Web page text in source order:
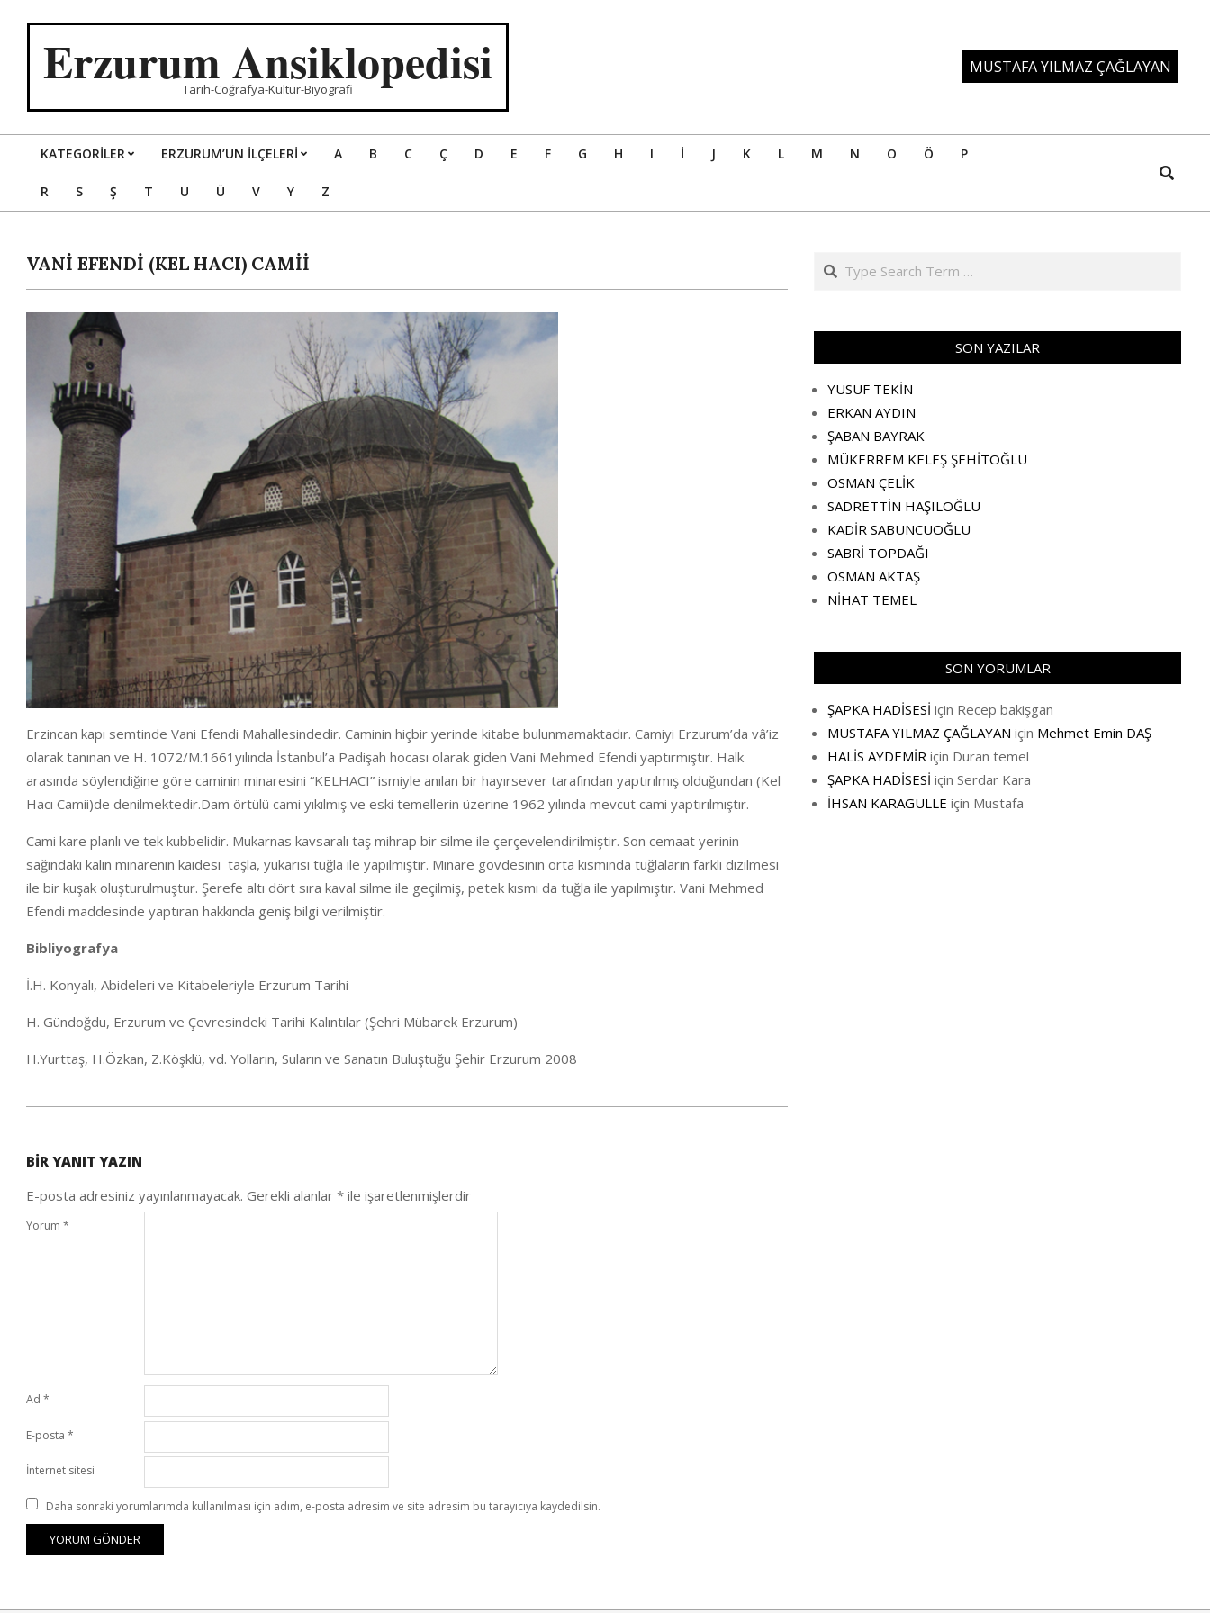
Erzurum Ansiklopedisi
Tarih-Coğrafya-Kültür-Biyografi
MUSTAFA YILMAZ ÇAĞLAYAN
Primary
Navigation
KATEGORILER ERZURUM’UN İLÇELERİ A B C Ç D E F G H I İ J K L M N O Ö P
R S Ş T U Ü V Y Z
Search
VANİ EFENDİ (KEL HACI) CAMİİ
Erzincan kapı semtinde Vani Efendi Mahallesindedir. Caminin hiçbir yerinde kitabe bulunmamaktadır. Camiyi Erzurum’da vâ’iz
olarak tanınan ve H. 1072/M.1661yılında İstanbul’a Padişah hocası olarak giden Vani Mehmed Efendi yaptırmıştır. Halk
arasında söylendiğine göre caminin minaresini “KELHACI” ismiyle anılan bir hayırsever tarafından yaptırılmış olduğundan (Kel
Hacı Camii)de denilmektedir.Dam örtülü cami yıkılmış ve eski temellerin üzerine 1962 yılında mevcut cami yaptırılmıştır.
Cami kare planlı ve tek kubbelidir. Mukarnas kavsaralı taş mihrap bir silme ile çerçevelendirilmiştir. Son cemaat yerinin
sağındaki kalın minarenin kaidesi taşla, yukarısı tuğla ile yapılmıştır. Minare gövdesinin orta kısmında tuğlaların farklı dizilmesi
ile bir kuşak oluşturulmuştur. Şerefe altı dört sıra kaval silme ile geçilmiş, petek kısmı da tuğla ile yapılmıştır. Vani Mehmed
Efendi maddesinde yaptıran hakkında geniş bilgi verilmiştir.
Bibliyografya
İ.H. Konyalı, Abideleri ve Kitabeleriyle Erzurum Tarihi
H. Gündoğdu, Erzurum ve Çevresindeki Tarihi Kalıntılar (Şehri Mübarek Erzurum)
H.Yurttaş, H.Özkan, Z.Köşklü, vd. Yolların, Suların ve Sanatın Buluştuğu Şehir Erzurum 2008
29
BIR YANIT YAZIN
E-posta adresiniz yayınlanmayacak. Gerekli alanlar * ile işaretlenmişlerdir
Yorum *
Ad *
E-posta *
İnternet sitesi
Daha sonraki yorumlarımda kullanılması için adım, e-posta adresim ve site adresim bu tarayıcıya kaydedilsin.
Search
SON YAZILAR
YUSUF TEKİN
ERKAN AYDIN
ŞABAN BAYRAK
MÜKERREM KELEŞ ŞEHİTOĞLU
OSMAN ÇELİK
SADRETTİN HAŞILOĞLU
KADİR SABUNCUOĞLU
SABRİ TOPDAĞI
OSMAN AKTAŞ
NİHAT TEMEL
SON YORUMLAR
ŞAPKA HADİSESİ için Recep bakişgan
MUSTAFA YILMAZ ÇAĞLAYAN için Mehmet Emin DAŞ
HALİS AYDEMİR için Duran temel
ŞAPKA HADİSESİ için Serdar Kara
İHSAN KARAGÜLLE için Mustafa